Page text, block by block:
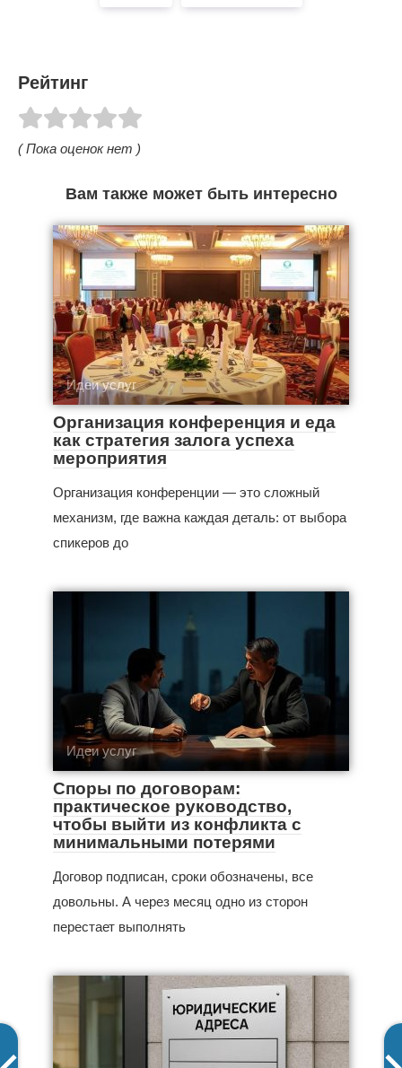
Рейтинг
( Пока оценок нет )
Вам также может быть интересно
Идеи услуг
Организация конференция и еда
как стратегия залога успеха
мероприятия
Организация конференции — это сложный
механизм, где важна каждая деталь: от выбора
спикеров до
Идеи услуг
Споры по договорам:
практическое руководство,
чтобы выйти из конфликта с
минимальными потерями
Договор подписан, сроки обозначены, все
довольны. А через месяц одно из сторон
перестает выполнять